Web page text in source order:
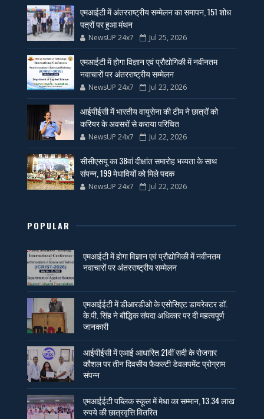
एमआईटी में अंतरराष्ट्रीय सम्मेलन का समापन, 151 शोध
पत्रों पर हुआ मंथन
NewsUP 24x7 Jul 25, 2026
एमआईटी में होगा विज्ञान एवं प्रौद्योगिकी में नवीनतम
नवाचारों पर अंतरराष्ट्रीय सम्मेलन
NewsUP 24x7 Jul 23, 2026
आईपीईसी में भारतीय वायुसेना की टीम ने छात्रों को
करियर के अवसरों से कराया परिचित
NewsUP 24x7 Jul 22, 2026
सीसीएसयू का 38वां दीक्षांत समारोह भव्यता के साथ
संपन्न, 199 मेधावियों को मिले पदक
NewsUP 24x7 Jul 22, 2026
POPULAR
एमआईटी में होगा विज्ञान एवं प्रौद्योगिकी में नवीनतम
नवाचारों पर अंतरराष्ट्रीय सम्मेलन
एमआईईटी में डीआरडीओ के एसोसिएट डायरेक्टर डॉ.
के.पी. सिंह ने बौद्धिक संपदा अधिकार पर दी महत्वपूर्ण
जानकारी
आईपीईसी में एआई आधारित 21वीं सदी के रोजगार
कौशल पर तीन दिवसीय फैकल्टी डेवलपमेंट प्रोग्राम
संपन्न
एमआईईटी पब्लिक स्कूल में मेधा का सम्मान, 13.34 लाख
रुपये की छात्रवृत्ति वितरित